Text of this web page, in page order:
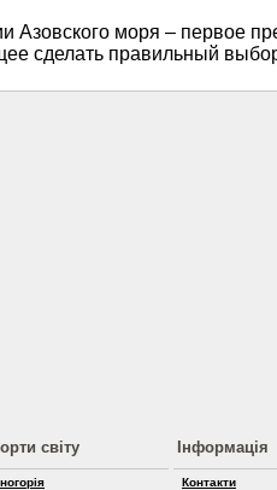
Азовского моря – первое
сделать правильный
світу Інформація
Контакти